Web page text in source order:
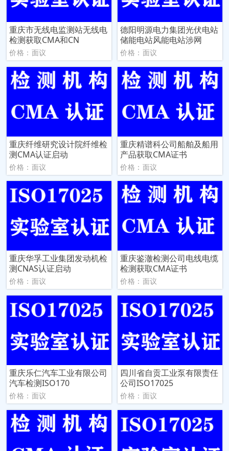
重庆市无线电监测站无线电
检测获取CMA和CN
价格：面议
德阳明源电力集团光伏电站
储能电站风能电站涉网
价格：面议
重庆纤维研究设计院纤维检
测CMA认证启动
价格：面议
重庆精谱科公司船舶及船用
产品获取CMA证书
价格：面议
重庆华孚工业集团发动机检
测CNAS认证启动
价格：面议
重庆鉴澈检测公司电线电缆
检测获取CMA证书
价格：面议
重庆乐仁汽车工业有限公司
汽车检测ISO170
价格：面议
四川省自贡工业泵有限责任
公司ISO17025
价格：面议